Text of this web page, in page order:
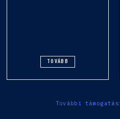
TOVÁBB
További